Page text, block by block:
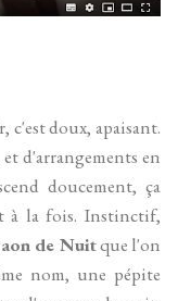
doux, apaisant.
d'arrangements en
doucement, ça
à la fois. Instinctif,
de Nuitque l'on
nom, une pépite